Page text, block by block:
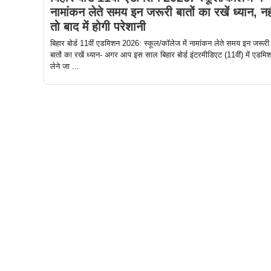
नामांकन लेते समय इन जरूरी बातों का रखें ध्यान,
तो बाद में होगी परेशानी
बिहार बोर्ड 11वीं एडमिशन 2026: स्कूल/कॉलेज में नामांकन लेते समय इन जरूरी
बातों का रखें ध्यान- अगर आप इस साल बिहार बोर्ड इंटरमीडिएट (11वीं) में
लेने जा ...